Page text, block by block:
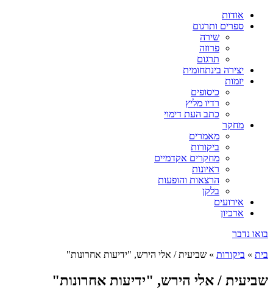
אודות
ספרים ותרגום
שירה
פרוזה
תרגום
יצירה בינתחומית
יזמות
כיסופים
רדיו מליץ
כתב העת דימוי
מחקר
מאמרים
ביקורות
מחקרים אקדמיים
ראיונות
הרצאות והופעות
בלקן
אירועים
ארכיון
בואו נדבר
בית » ביקורות » שביעית / אלי הירש, "ידיעות אחרונות"
שביעית / אלי הירש, "ידיעות אחרונות"